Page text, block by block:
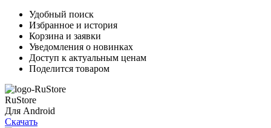
Удобный поиск
Избранное и история
Корзина и заявки
Уведомления о новинках
Доступ к актуальным ценам
Поделится товаром
RuStore
Для Android
Скачать